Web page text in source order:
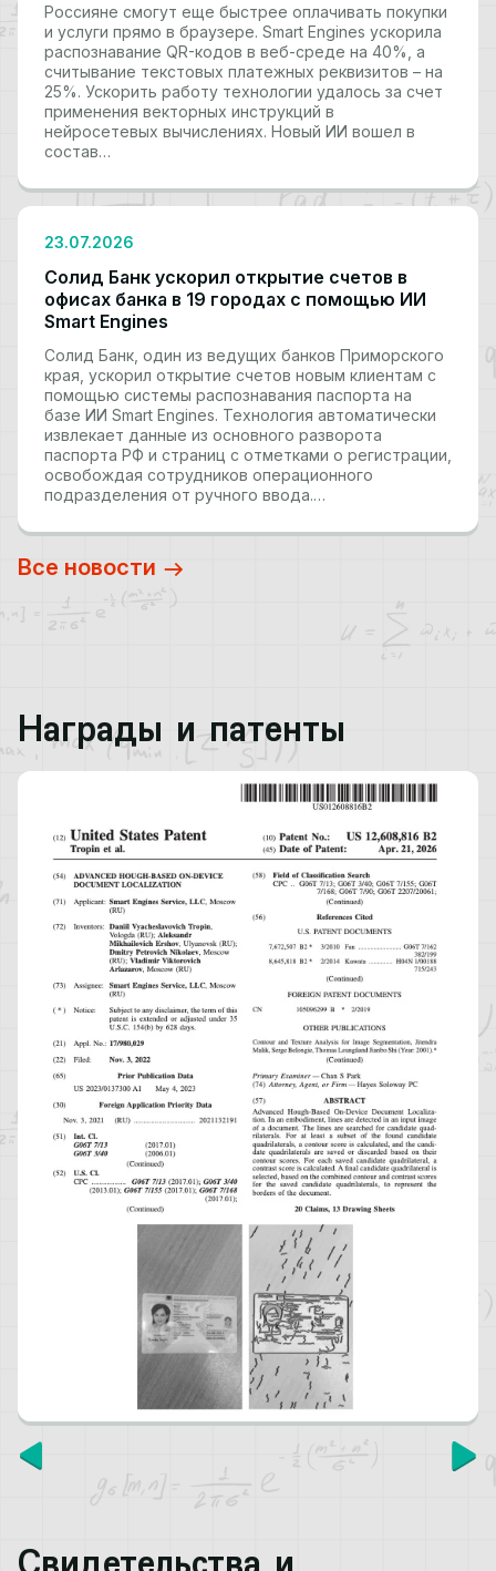
Россияне смогут еще быстрее оплачивать покупки
и услуги прямо в браузере. Smart Engines ускорила
распознавание QR-кодов в веб-среде на 40%, а
считывание текстовых платежных реквизитов – на
25%. Ускорить работу технологии удалось за счет
применения векторных инструкций в
нейросетевых вычислениях. Новый ИИ вошел в
состав…
23.07.2026
Солид Банк ускорил открытие счетов в
офисах банка в 19 городах с помощью ИИ
Smart Engines
Солид Банк, один из ведущих банков Приморского
края, ускорил открытие счетов новым клиентам с
помощью системы распознавания паспорта на
базе ИИ Smart Engines. Технология автоматически
извлекает данные из основного разворота
паспорта РФ и страниц с отметками о регистрации,
освобождая сотрудников операционного
подразделения от ручного ввода.…
Все новости
Награды и патенты